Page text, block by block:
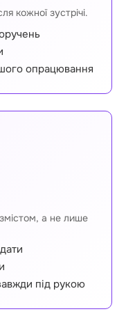
кожної зустрічі.
опрацювання
а не лише
під рукою